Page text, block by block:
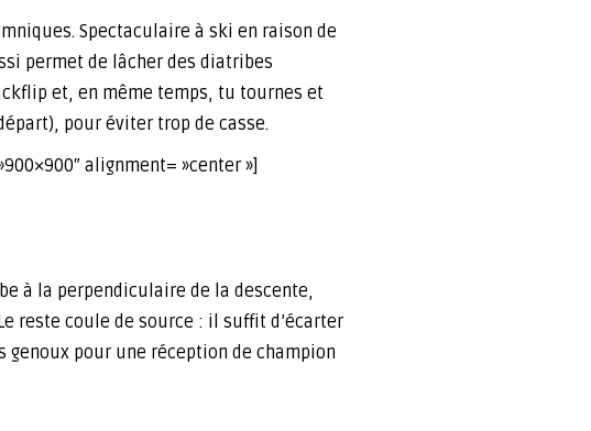
Spectaculaire à ski en raison de
permet de lâcher des diatribes
et, en même temps, tu tournes et
pour éviter trop de casse.
alignment= »center »]
à la perpendiculaire de la descente,
reste coule de source : il suffit d’écarter
pour une réception de champion